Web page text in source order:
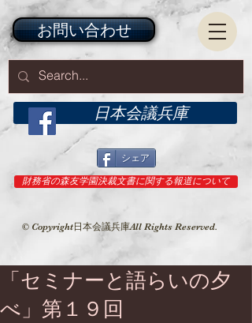
日本会議兵庫
© Copyright日本会議兵庫All Rights Reserved.
シェア
お問い合わせ
財務省の森友学園決裁文書に関する報道について
「セミナーと語らいの夕
べ」第１９回